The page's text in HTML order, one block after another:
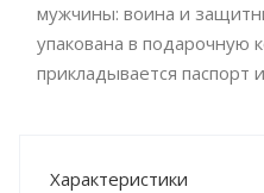
мужчины: воина и
упакована в подарочную
прикладывается паспорт
Характеристики